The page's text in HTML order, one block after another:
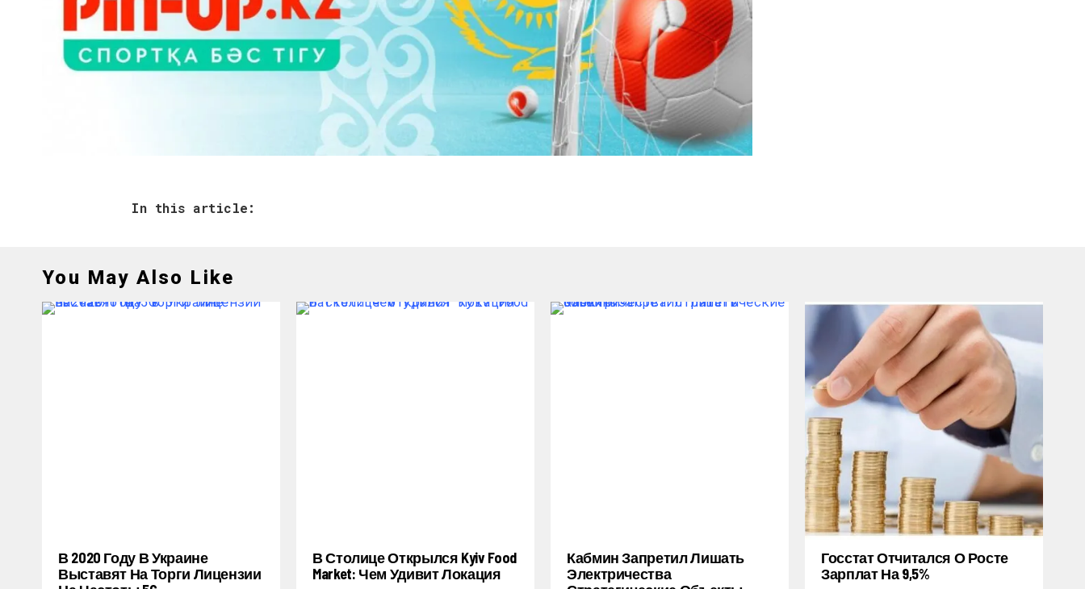
In this article:
You May Also Like
В 2020 Году В Украине
Выставят На Торги Лицензии
В Столице Открылся Kyiv Food
Market: Чем Удивит Локация
Кабмин Запретил Лишать
Электричества
Госстат Отчитался О Росте
Зарплат На 9,5%